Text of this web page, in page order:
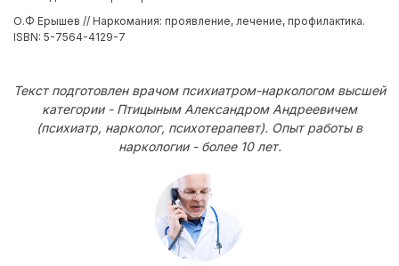
О.Ф Ерышев // Наркомания: проявление, лечение, профилактика.
ISBN: 5-7564-4129-7
Текст подготовлен врачом психиатром-наркологом высшей
категории - Птицыным Александром Андреевичем
(психиатр, нарколог, психотерапевт). Опыт работы в
наркологии - более 10 лет.